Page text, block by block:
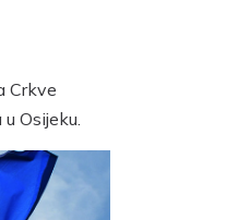
Crkve
Osijeku.